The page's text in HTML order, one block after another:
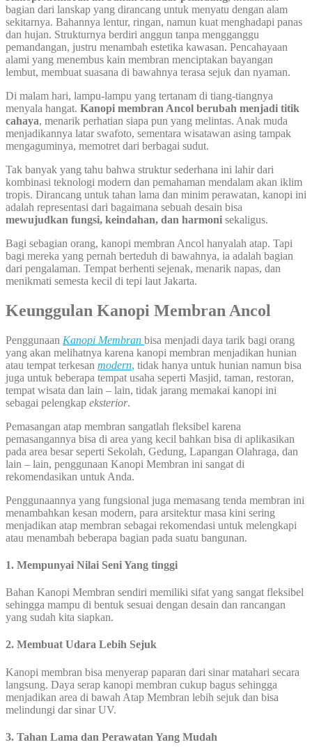
bagian dari lanskap yang dirancang untuk menyatu dengan alam
sekitarnya. Bahannya lentur, ringan, namun kuat menghadapi panas
dan hujan. Strukturnya berdiri anggun tanpa mengganggu
pemandangan, justru menambah estetika kawasan. Pencahayaan
alami yang menembus kain membran menciptakan bayangan
lembut, membuat suasana di bawahnya terasa sejuk dan nyaman.
Di malam hari, lampu-lampu yang tertanam di tiang-tiangnya
menyala hangat. Kanopi membran Ancol berubah menjadi titik
cahaya, menarik perhatian siapa pun yang melintas. Anak muda
menjadikannya latar swafoto, sementara wisatawan asing tampak
mengaguminya, memotret dari berbagai sudut.
Tak banyak yang tahu bahwa struktur sederhana ini lahir dari
kombinasi teknologi modern dan pemahaman mendalam akan iklim
tropis. Dirancang untuk tahan lama dan minim perawatan, kanopi ini
adalah representasi dari bagaimana sebuah desain bisa
mewujudkan fungsi, keindahan, dan harmoni sekaligus.
Bagi sebagian orang, kanopi membran Ancol hanyalah atap. Tapi
bagi mereka yang pernah berteduh di bawahnya, ia adalah bagian
dari pengalaman. Tempat berhenti sejenak, menarik napas, dan
menikmati semesta kecil di tepi laut Jakarta.
Keunggulan Kanopi Membran Ancol
Penggunaan Kanopi Membran bisa menjadi daya tarik bagi orang
yang akan melihatnya karena kanopi membran menjadikan hunian
atau tempat terkesan modern, tidak hanya untuk hunian namun bisa
juga untuk beberapa tempat usaha seperti Masjid, taman, restoran,
tempat wisata dan lain – lain, tidak jarang memakai kanopi ini
sebagai pelengkap eksterior.
Pemasangan atap membran sangatlah fleksibel karena
pemasangannya bisa di area yang kecil bahkan bisa di aplikasikan
pada area besar seperti Sekolah, Gedung, Lapangan Olahraga, dan
lain – lain, penggunaan Kanopi Membran ini sangat di
rekomendasikan untuk Anda.
Penggunaannya yang fungsional juga memasang tenda membran ini
menambahkan kesan modern, para arsitektur masa kini sering
menjadikan atap membran sebagai rekomendasi untuk melengkapi
atau menambah beberapa bagian pada suatu bangunan.
1. Mempunyai Nilai Seni Yang tinggi
Bahan Kanopi Membran sendiri memiliki sifat yang sangat fleksibel
sehingga mampu di bentuk sesuai dengan desain dan rancangan
yang sudah kita siapkan.
2. Membuat Udara Lebih Sejuk
Kanopi membran bisa menyerap paparan dari sinar matahari secara
langsung. Daya serap kanopi membran cukup bagus sehingga
menjadikan area di bawah Atap Membran lebih sejuk dan bisa
melindungi dar sinar UV.
3. Tahan Lama dan Perawatan Yang Mudah